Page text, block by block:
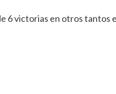
6 victorias en otros